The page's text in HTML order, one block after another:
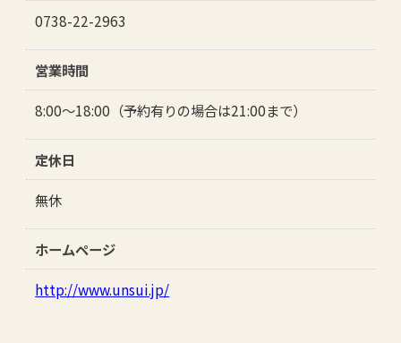
0738-22-2963
営業時間
8:00～18:00（予約有りの場合は21:00まで）
定休日
無休
ホームページ
http://www.unsui.jp/